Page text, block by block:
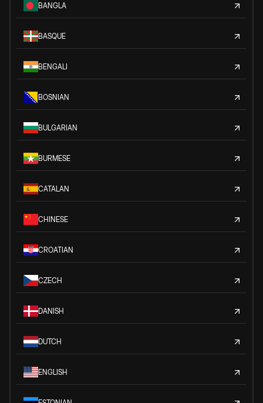
BANGLA
BASQUE
BENGALI
BOSNIAN
BULGARIAN
BURMESE
CATALAN
CHINESE
CROATIAN
CZECH
DANISH
DUTCH
ENGLISH